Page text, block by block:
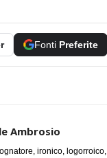
Fonti Preferite
Ambrosio
ironico,